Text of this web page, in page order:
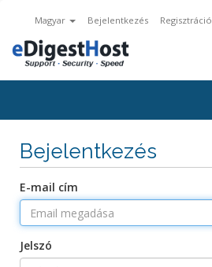
Magyar Bejelentkezés Regisztráció
Bejelentkezés
E-mail cím
Jelszó